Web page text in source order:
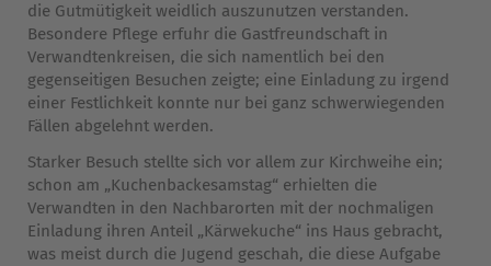
die Gutmütigkeit weidlich auszunutzen verstanden.
Besondere Pflege erfuhr die Gastfreundschaft in
Verwandtenkreisen, die sich namentlich bei den
gegenseitigen Besuchen zeigte; eine Einladung zu irgend
einer Festlichkeit konnte nur bei ganz schwerwiegenden
Fällen abgelehnt werden.
Starker Besuch stellte sich vor allem zur Kirchweihe ein;
schon am „Kuchenbackesamstag“ erhielten die
Verwandten in den Nachbarorten mit der nochmaligen
Einladung ihren Anteil „Kärwekuche“ ins Haus gebracht,
was meist durch die Jugend geschah, die diese Aufgabe